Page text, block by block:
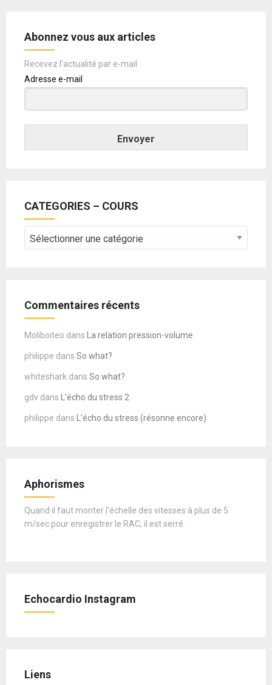
Abonnez vous aux articles
Recevez l'actualité par e-mail
Adresse e-mail
Envoyer
CATEGORIES – COURS
–
Commentaires récents
Moliboiteo dans La relation pression-volume
philippe dans So what?
whiteshark dans So what?
gdv dans L’écho du stress 2
philippe dans L’écho du stress (résonne encore)
Aphorismes
Quand il faut monter l’échelle des vitesses à plus de 5
m/sec pour enregistrer le RAC, il est serré.
Echocardio Instagram
Liens